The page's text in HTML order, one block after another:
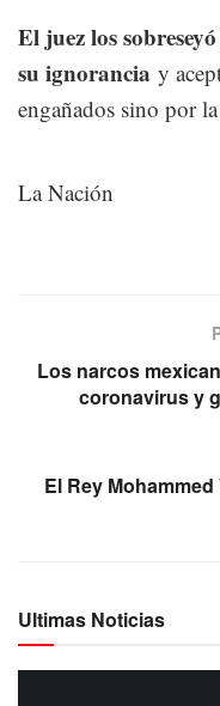
El juez los
su ignorancia y
engañados sino por
La Nación
Los narcos
coronavirus y
El Rey
Ultimas Noticias